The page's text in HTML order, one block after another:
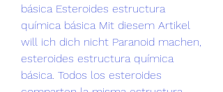
básica Esteroides estructura
química básica Mit diesem Artikel
will ich dich nicht Paranoid machen,
esteroides estructura química
básica. Todos los esteroides